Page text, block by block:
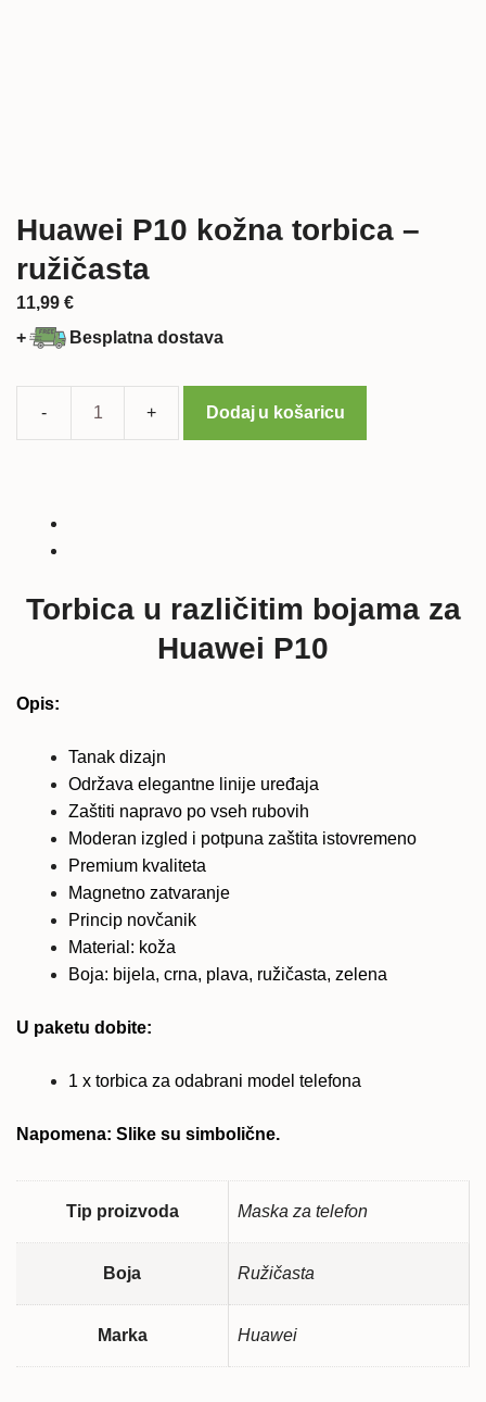
Huawei P10 kožna torbica –
ružičasta
11,99 €
+
Besplatna dostava
Huawei
Dodaj u košaricu
Torbica u različitim bojama za
Huawei P10
Opis:
Tanak dizajn
Održava elegantne linije uređaja
Zaštiti napravo po vseh rubovih
Moderan izgled i potpuna zaštita istovremeno
Premium kvaliteta
Magnetno zatvaranje
Princip novčanik
Material: koža
Boja: bijela, crna, plava, ružičasta, zelena
U paketu dobite:
1 x torbica za odabrani model telefona
Napomena: Slike su simbolične.
Tip proizvoda Maska za telefon
Boja Ružičasta
Marka Huawei